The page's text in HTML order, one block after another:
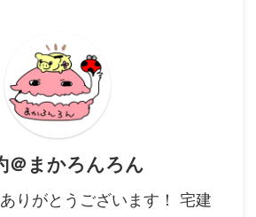
＠まかろんろん
りがとうございます！ 宅建